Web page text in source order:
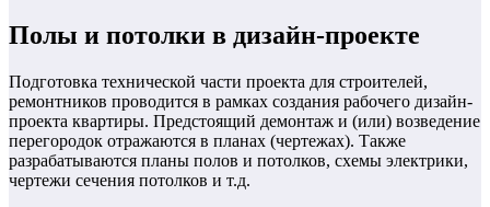
Полы и потолки в дизайн-проекте
Подготовка технической части проекта для строителей,
ремонтников проводится в рамках создания рабочего дизайн-
проекта квартиры. Предстоящий демонтаж и (или) возведение
перегородок отражаются в планах (чертежах). Также
разрабатываются планы полов и потолков, схемы электрики,
чертежи сечения потолков и т.д.